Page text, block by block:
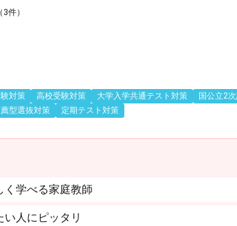
（3件）
対策 高校受験対策 大学入学共通テスト対策
国公立2
型選抜対策 定期テスト対策
く学べる家庭教師
人にピッタリ